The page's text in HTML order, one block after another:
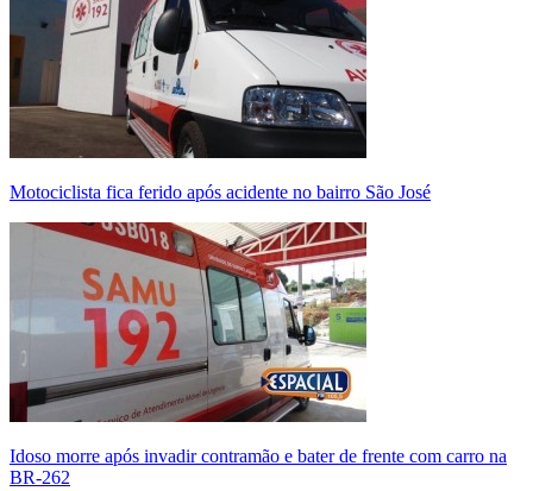
Motociclista fica ferido após acidente no bairro São José
Idoso morre após invadir contramão e bater de frente com carro na
BR-262